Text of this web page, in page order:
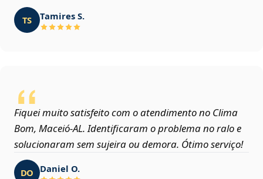
TS Tamires S.
Fiquei muito satisfeito com o atendimento no Clima
Bom, Maceió‑AL. Identificaram o problema no ralo e
solucionaram sem sujeira ou demora. Ótimo serviço!
DO Daniel O.